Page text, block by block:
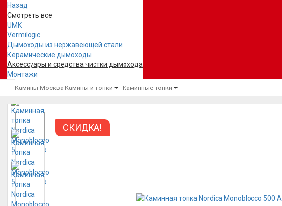
Назад
Смотреть все
UMK
Vermilogic
Дымоходы из нержавеющей стали
Керамические дымоходы
Аксессуары и средства чистки дымохода
Монтажи
Камины Москва Камины и топки Каминные топки
СКИДКА!